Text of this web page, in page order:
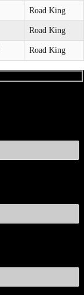
Road King
Road King
Road King